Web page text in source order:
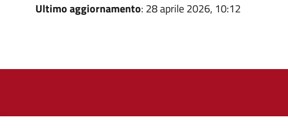
Ultimo aggiornamento: 28 aprile 2026, 10:12